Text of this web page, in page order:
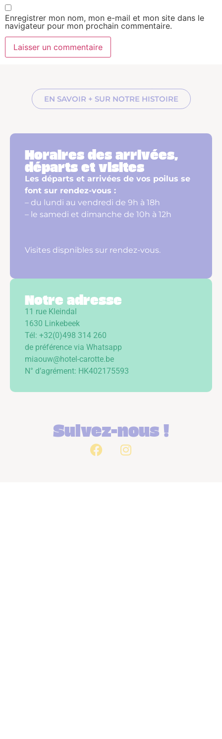
Enregistrer mon nom, mon e-mail et mon site dans le
navigateur pour mon prochain commentaire.
EN SAVOIR + SUR NOTRE HISTOIRE
Horaires des arrivées,
départs et visites
Les départs et arrivées de vos poilus se
font sur rendez-vous :
– du lundi au vendredi de 9h à 18h
– le samedi et dimanche de 10h à 12h
Visites dispnibles sur rendez-vous.
Notre adresse
11 rue Kleindal
1630 Linkebeek
Tél: +32(0)498 314 260
de préférence via Whatsapp
miaouw@hotel-carotte.be
N° d’agrément: HK402175593
Suivez-nous !